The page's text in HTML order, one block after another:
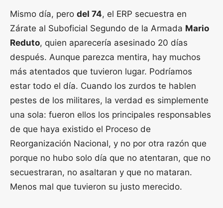
Mismo día, pero del 74, el ERP secuestra en
Zárate al Suboficial Segundo de la Armada Mario
Reduto, quien aparecería asesinado 20 días
después. Aunque parezca mentira, hay muchos
más atentados que tuvieron lugar. Podríamos
estar todo el día. Cuando los zurdos te hablen
pestes de los militares, la verdad es simplemente
una sola: fueron ellos los principales responsables
de que haya existido el Proceso de
Reorganización Nacional, y no por otra razón que
porque no hubo solo día que no atentaran, que no
secuestraran, no asaltaran y que no mataran.
Menos mal que tuvieron su justo merecido.